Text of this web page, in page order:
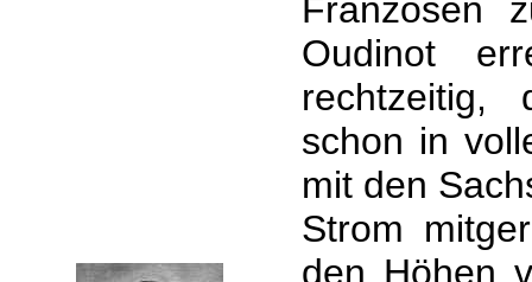
Franzosen
Oudinot
rechtzeitig,
schon in
mit den
Strom
den Höhen